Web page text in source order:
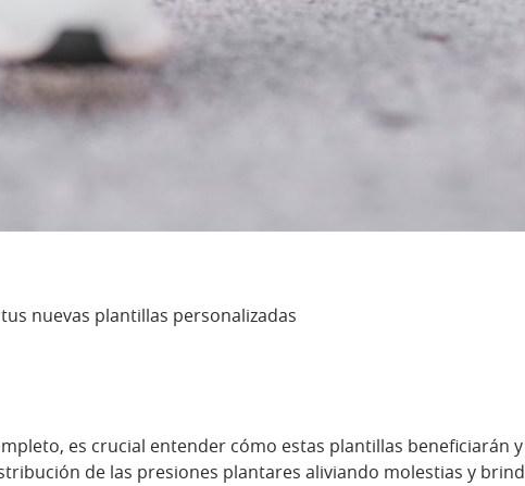
nuevas plantillas personalizadas
es crucial entender cómo estas plantillas beneficiarán
de las presiones plantares aliviando molestias y